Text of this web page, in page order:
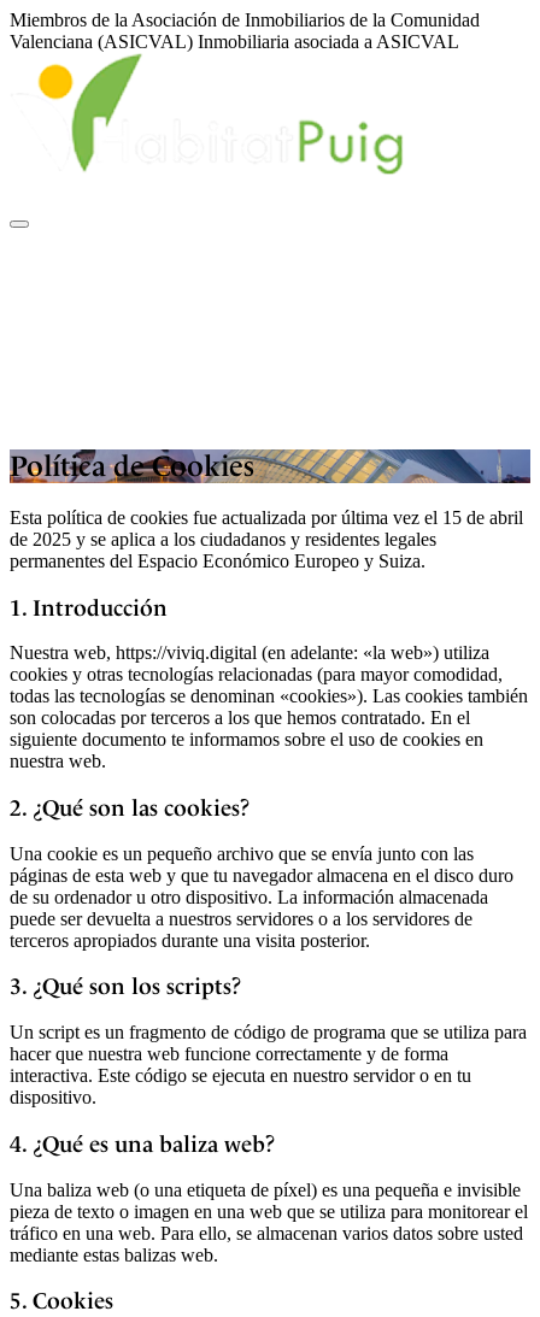
Miembros de la Asociación de Inmobiliarios de la Comunidad
Valenciana (ASICVAL) Inmobiliaria asociada a ASICVAL
Política de Cookies
Esta política de cookies fue actualizada por última vez el 15 de abril
de 2025 y se aplica a los ciudadanos y residentes legales
permanentes del Espacio Económico Europeo y Suiza.
1. Introducción
Nuestra web, https://viviq.digital (en adelante: «la web») utiliza
cookies y otras tecnologías relacionadas (para mayor comodidad,
todas las tecnologías se denominan «cookies»). Las cookies también
son colocadas por terceros a los que hemos contratado. En el
siguiente documento te informamos sobre el uso de cookies en
nuestra web.
2. ¿Qué son las cookies?
Una cookie es un pequeño archivo que se envía junto con las
páginas de esta web y que tu navegador almacena en el disco duro
de su ordenador u otro dispositivo. La información almacenada
puede ser devuelta a nuestros servidores o a los servidores de
terceros apropiados durante una visita posterior.
3. ¿Qué son los scripts?
Un script es un fragmento de código de programa que se utiliza para
hacer que nuestra web funcione correctamente y de forma
interactiva. Este código se ejecuta en nuestro servidor o en tu
dispositivo.
4. ¿Qué es una baliza web?
Una baliza web (o una etiqueta de píxel) es una pequeña e invisible
pieza de texto o imagen en una web que se utiliza para monitorear el
tráfico en una web. Para ello, se almacenan varios datos sobre usted
mediante estas balizas web.
5. Cookies